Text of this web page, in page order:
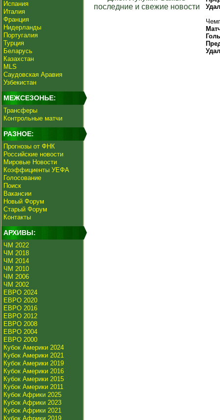
Испания
Италия
Франция
Нидерланды
Португалия
Турция
Беларусь
Казахстан
MLS
Саудовская Аравия
Узбекистан
МЕЖСЕЗОНЬЕ:
Трансферы
Контрольные матчи
РАЗНОЕ:
Прогнозы от ФНК
Российские новости
Мировые Новости
Коэффициенты УЕФА
Голосование
Поиск
Вакансии
Новый Форум
Старый Форум
Контакты
АРХИВЫ:
ЧМ 2022
ЧМ 2018
ЧМ 2014
ЧМ 2010
ЧМ 2006
ЧМ 2002
ЕВРО 2024
ЕВРО 2020
ЕВРО 2016
ЕВРО 2012
ЕВРО 2008
ЕВРО 2004
ЕВРО 2000
Кубок Америки 2024
Кубок Америки 2021
Кубок Америки 2019
Кубок Америки 2016
Кубок Америки 2015
Кубок Америки 2011
Кубок Африки 2025
Кубок Африки 2023
Кубок Африки 2021
Кубок Африки 2019
последние и свежие новости